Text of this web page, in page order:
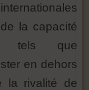
la capacité
tels que
en dehors
la rivalité de